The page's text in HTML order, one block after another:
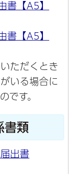
書【A5】
書【A5】
ただくとき
いる場合に
です。
書類
出書